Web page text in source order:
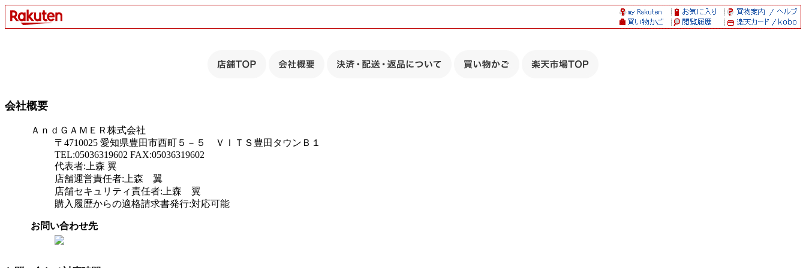
会社概要
ＡｎｄＧＡＭＥＲ株式会社
〒4710025 愛知県豊田市西町５－５ ＶＩＴＳ豊田タウンＢ１
TEL:05036319602 FAX:05036319602
代表者:上森 翼
店舗運営責任者:上森 翼
店舗セキュリティ責任者:上森 翼
購入履歴からの適格請求書発行:対応可能
お問い合わせ先